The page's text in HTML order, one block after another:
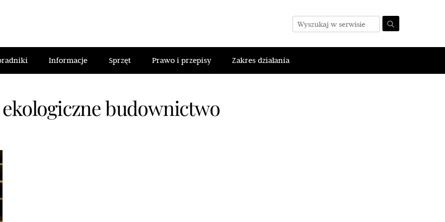
Informacje Sprzęt Prawo i przepisy Zakres działania
ekologiczne budownictwo